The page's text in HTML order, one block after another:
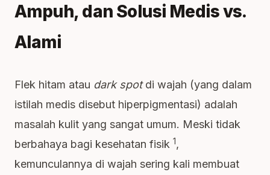
Ampuh, dan Solusi Medis vs.
Alami
Flek hitam atau dark spotdi wajah (yang dalam
istilah medis disebut hiperpigmentasi) adalah
masalah kulit yang sangat umum. Meski tidak
berbahaya bagi kesehatan fisik 1,
kemunculannya di wajah sering kali membuat